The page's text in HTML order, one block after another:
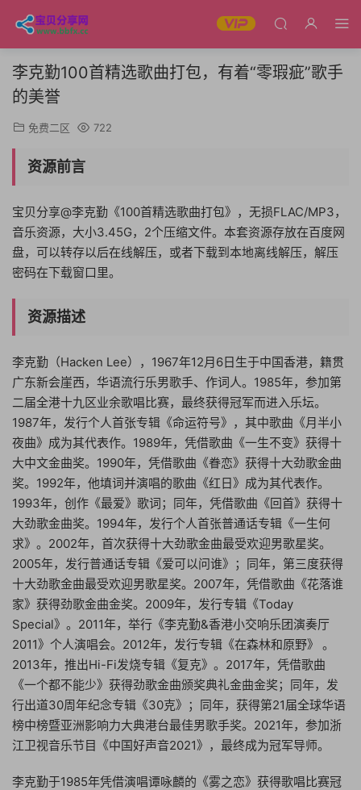
李克勤100首精选歌曲打包，有着“零瑕疵”歌手
的美誉
免费二区 722
资源前言
宝贝分享@李克勤《100首精选歌曲打包》，无损FLAC/MP3，
音乐资源，大小3.45G，2个压缩文件。本套资源存放在百度网
盘，可以转存以后在线解压，或者下载到本地离线解压，解压
密码在下载窗口里。
资源描述
李克勤（Hacken Lee），1967年12月6日生于中国香港，籍贯
广东新会崖西，华语流行乐男歌手、作词人。1985年，参加第
二届全港十九区业余歌唱比赛，最终获得冠军而进入乐坛。
1987年，发行个人首张专辑《命运符号》，其中歌曲《月半小
夜曲》成为其代表作。1989年，凭借歌曲《一生不变》获得十
大中文金曲奖。1990年，凭借歌曲《眷恋》获得十大劲歌金曲
奖。1992年，他填词并演唱的歌曲《红日》成为其代表作。
1993年，创作《最爱》歌词；同年，凭借歌曲《回首》获得十
大劲歌金曲奖。1994年，发行个人首张普通话专辑《一生何
求》。2002年，首次获得十大劲歌金曲最受欢迎男歌星奖。
2005年，发行普通话专辑《爱可以问谁》；同年，第三度获得
十大劲歌金曲最受欢迎男歌星奖。2007年，凭借歌曲《花落谁
家》获得劲歌金曲金奖。2009年，发行专辑《Today
Special》。2011年，举行《李克勤&香港小交响乐团演奏厅
2011》个人演唱会。2012年，发行专辑《在森林和原野》 。
2013年，推出Hi-Fi发烧专辑《复克》。2017年，凭借歌曲
《一个都不能少》获得劲歌金曲颁奖典礼金曲金奖；同年，发
行出道30周年纪念专辑《30克》；同年，获得第21届全球华语
榜中榜暨亚洲影响力大典港台最佳男歌手奖。2021年，参加浙
江卫视音乐节目《中国好声音2021》，最终成为冠军导师。
李克勤于1985年凭借演唱谭咏麟的《雾之恋》获得歌唱比赛冠